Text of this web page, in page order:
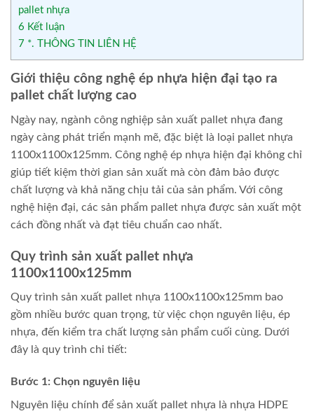
pallet nhựa
6 Kết luận
7 *. THÔNG TIN LIÊN HỆ
Giới thiệu công nghệ ép nhựa hiện đại tạo ra
pallet chất lượng cao
Ngày nay, ngành công nghiệp sản xuất pallet nhựa đang
ngày càng phát triển mạnh mẽ, đặc biệt là loại pallet nhựa
1100x1100x125mm. Công nghệ ép nhựa hiện đại không chỉ
giúp tiết kiệm thời gian sản xuất mà còn đảm bảo được
chất lượng và khả năng chịu tải của sản phẩm. Với công
nghệ hiện đại, các sản phẩm pallet nhựa được sản xuất một
cách đồng nhất và đạt tiêu chuẩn cao nhất.
Quy trình sản xuất pallet nhựa
1100x1100x125mm
Quy trình sản xuất pallet nhựa 1100x1100x125mm bao
gồm nhiều bước quan trọng, từ việc chọn nguyên liệu, ép
nhựa, đến kiểm tra chất lượng sản phẩm cuối cùng. Dưới
đây là quy trình chi tiết:
Bước 1: Chọn nguyên liệu
Nguyên liệu chính để sản xuất pallet nhựa là nhựa HDPE